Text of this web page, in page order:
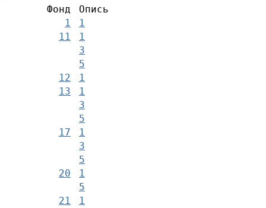
Фонд
Опись
1
1
11
1
3
5
12
1
13
1
3
5
17
1
3
5
20
1
5
21
1